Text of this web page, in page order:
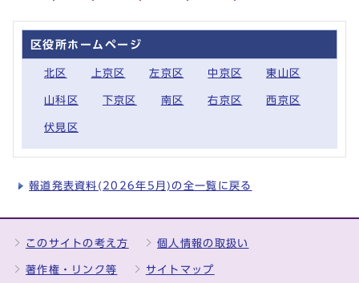
区役所ホームページ
北区 上京区 左京区 中京区 東山区
山科区 下京区 南区 右京区 西京区
伏見区
報道発表資料(2026年5月)の全一覧に戻る
このサイトの考え方 個人情報の取扱い
著作権・リンク等 サイトマップ